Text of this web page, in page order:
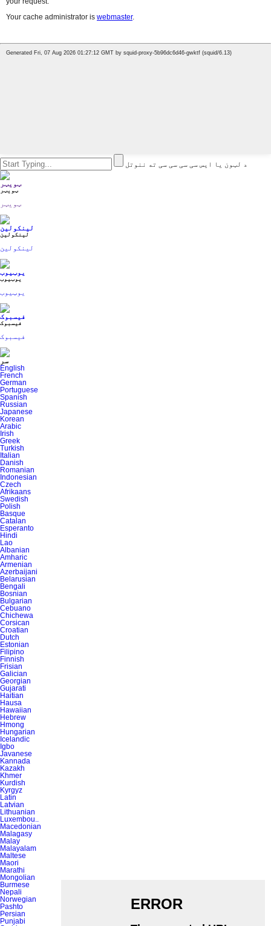
د لټون یا ایس سی سی سی سی ته ننوتل
ټویټر
ټویټر
ټویټر
لینکولین
لینکولین
لینکولین
یوټیوب
یوټیوب
یوټیوب
فیسبوک
فیسبوک
فیسبوک
سر
English
French
German
Portuguese
Spanish
Russian
Japanese
Korean
Arabic
Irish
Greek
Turkish
Italian
Danish
Romanian
Indonesian
Czech
Afrikaans
Swedish
Polish
Basque
Catalan
Esperanto
Hindi
Lao
Albanian
Amharic
Armenian
Azerbaijani
Belarusian
Bengali
Bosnian
Bulgarian
Cebuano
Chichewa
Corsican
Croatian
Dutch
Estonian
Filipino
Finnish
Frisian
Galician
Georgian
Gujarati
Haitian
Hausa
Hawaiian
Hebrew
Hmong
Hungarian
Icelandic
Igbo
Javanese
Kannada
Kazakh
Khmer
Kurdish
Kyrgyz
Latin
Latvian
Lithuanian
Luxembou..
Macedonian
Malagasy
Malay
Malayalam
Maltese
Maori
Marathi
Mongolian
Burmese
Nepali
Norwegian
Pashto
Persian
Punjabi